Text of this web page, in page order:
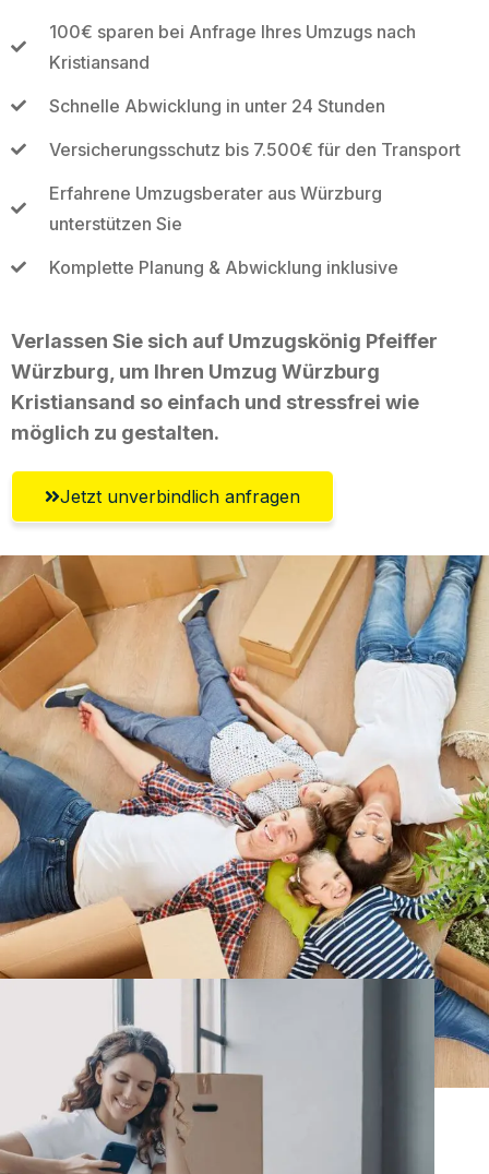
100€ sparen bei Anfrage Ihres Umzugs nach
Kristiansand
Schnelle Abwicklung in unter 24 Stunden
Versicherungsschutz bis 7.500€ für den Transport
Erfahrene Umzugsberater aus Würzburg
unterstützen Sie
Komplette Planung & Abwicklung inklusive
Verlassen Sie sich auf Umzugskönig Pfeiffer
Würzburg, um Ihren Umzug Würzburg
Kristiansand so einfach und stressfrei wie
möglich zu gestalten.
Jetzt unverbindlich anfragen